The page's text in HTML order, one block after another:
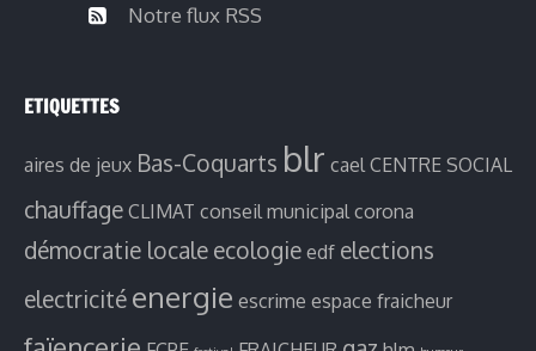
Notre flux RSS
ETIQUETTES
aires de jeux Bas-Coquarts blr cael CENTRE SOCIAL
chauffage CLIMAT conseil municipal corona
démocratie locale ecologie edf elections
electricité energie escrime espace fraicheur